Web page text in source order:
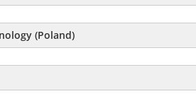
(Poland)